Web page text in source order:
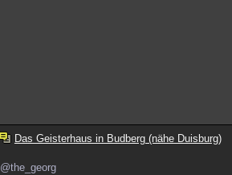
Das Geisterhaus in Budberg (nähe Duisburg)
@the_georg